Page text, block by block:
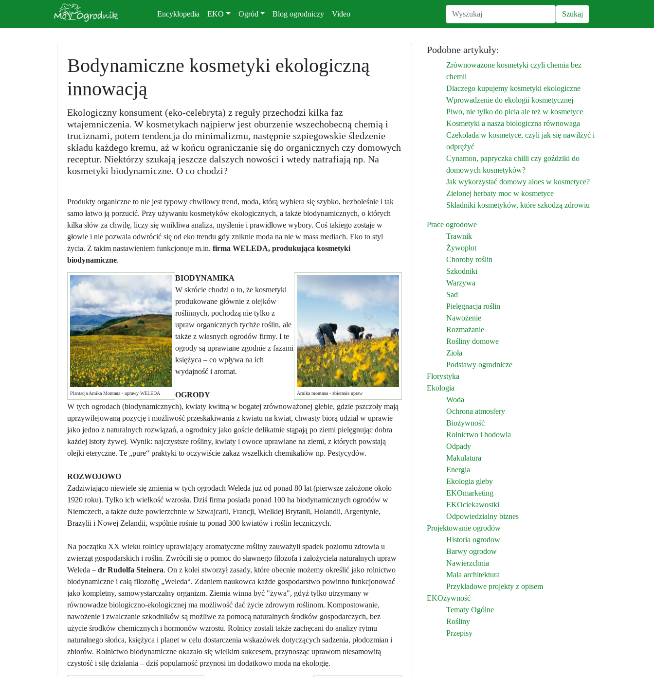
Encyklopedia EKO Ogród Blog ogrodniczy Video
Bodynamiczne kosmetyki ekologiczną
innowacją
Ekologiczny konsument (eko-celebryta) z reguły przechodzi kilka faz
wtajemniczenia. W kosmetykach najpierw jest oburzenie wszechobecną chemią i
truciznami, potem tendencja do minimalizmu, następnie szpiegowskie śledzenie
składu każdego kremu, aż w końcu ograniczanie się do organicznych czy domowych
receptur. Niektórzy szukają jeszcze dalszych nowości i wtedy natrafiają np. Na
kosmetyki biodynamiczne. O co chodzi?
Produkty organiczne to nie jest typowy chwilowy trend, moda, którą wybiera się szybko, bezboleśnie i tak
samo łatwo ją porzucić. Przy używaniu kosmetyków ekologicznych, a także biodynamicznych, o których
kilka słów za chwilę, liczy się wnikliwa analiza, myślenie i prawidłowe wybory. Coś takiego zostaje w
głowie i nie pozwala odwrócić się od eko trendu gdy zniknie moda na nie w mass mediach. Eko to styl
życia. Z takim nastawieniem funkcjonuje m.in. firma WELEDA, produkująca kosmetyki
biodynamiczne.
Plantacja Arnika Montana - uprawy WELEDA Arnika montana - zbieranie upraw
BIODYNAMIKA
W skrócie chodzi o to, że kosmetyki
produkowane głównie z olejków
roślinnych, pochodzą nie tylko z
upraw organicznych tychże roślin, ale
także z własnych ogrodów firmy. I te
ogrody są uprawiane zgodnie z fazami
księżyca – co wpływa na ich
wydajność i aromat.
OGRODY
W tych ogrodach (biodynamicznych), kwiaty kwitną w bogatej zrównoważonej glebie, gdzie pszczoły mają
uprzywilejowaną pozycję i możliwość przeskakiwania z kwiatu na kwiat, chwasty biorą udział w uprawie
jako jedno z naturalnych rozwiązań, a ogrodnicy jako goście delikatnie stąpają po ziemi pielęgnując dobra
każdej istoty żywej. Wynik: najczystsze rośliny, kwiaty i owoce uprawiane na ziemi, z których powstają
olejki eteryczne. Te „pure“ praktyki to oczywiście zakaz wszelkich chemikaliów np. Pestycydów.
ROZWOJOWO
Zadziwiająco niewiele się zmienia w tych ogrodach Weleda już od ponad 80 lat (pierwsze założone około
1920 roku). Tylko ich wielkość wzrosła. Dziś firma posiada ponad 100 ha biodynamicznych ogrodów w
Niemczech, a także duże powierzchnie w Szwajcarii, Francji, Wielkiej Brytanii, Holandii, Argentynie,
Brazylii i Nowej Zelandii, wspólnie rośnie tu ponad 300 kwiatów i roślin leczniczych.
Na początku XX wieku rolnicy uprawiający aromatyczne rośliny zauważyli spadek poziomu zdrowia u
zwierząt gospodarskich i roślin. Zwrócili się o pomoc do sławnego filozofa i założyciela naturalnych upraw
Weleda – dr Rudolfa Steinera. On z kolei stworzył zasady, które obecnie możemy określić jako rolnictwo
biodynamiczne i całą filozofię „Weleda“. Zdaniem naukowca każde gospodarstwo powinno funkcjonować
jako kompletny, samowystarczalny organizm. Ziemia winna być "żywa", gdyż tylko utrzymany w
równowadze biologiczno-ekologicznej ma możliwość dać życie zdrowym roślinom. Kompostowanie,
nawożenie i zwalczanie szkodników są możliwe za pomocą naturalnych środków gospodarczych, bez
użycie środków chemicznych i hormonów wzrostu. Rolnicy zostali także zachęcani do analizy rytmu
naturalnego słońca, księżyca i planet w celu dostarczenia wskazówek dotyczących sadzenia, płodozmian i
zbiorów. Rolnictwo biodynamiczne okazało się wielkim sukcesem, przynosząc uprawom niesamowitą
czystość i siłę działania – dziś popularność przynosi im dodatkowo moda na ekologię.
Podobne artykuły:
Zrównoważone kosmetyki czyli chemia bez
chemii
Dlaczego kupujemy kosmetyki ekologiczne
Wprowadzenie do ekologii kosmetycznej
Piwo, nie tylko do picia ale też w kosmetyce
Kosmetyki a nasza biologiczna równowaga
Czekolada w kosmetyce, czyli jak się nawilżyć i
odprężyć
Cynamon, papryczka chilli czy goździki do
domowych kosmetyków?
Jak wykorzystać domowy aloes w kosmetyce?
Zielonej herbaty moc w kosmetyce
Składniki kosmetyków, które szkodzą zdrowiu
Prace ogrodowe
Trawnik
Żywopłot
Choroby roślin
Szkodniki
Warzywa
Sad
Pielęgnacja roślin
Nawożenie
Rozmażanie
Rośliny domowe
Zioła
Podstawy ogrodnicze
Florystyka
Ekologia
Woda
Ochrona atmosfery
Biożywność
Rolnictwo i hodowla
Odpady
Makulatura
Energia
Ekologia gleby
EKOmarketing
EKOciekawostki
Odpowiedzialny biznes
Projektowanie ogrodów
Historia ogrodow
Barwy ogrodow
Nawierzchnia
Mala architektura
Przykladowe projekty z opisem
EKOżywność
Tematy Ogólne
Rośliny
Przepisy